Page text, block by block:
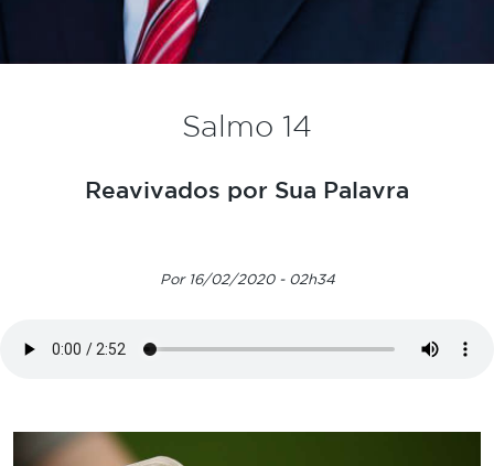
Salmo 14
Reavivados por Sua Palavra
Por 16/02/2020 - 02h34